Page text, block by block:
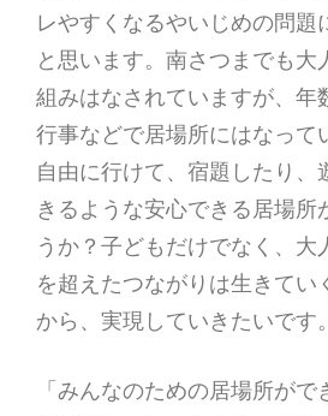
レやすくなるやいじめの問題
と思います。南さつまでも大
組みはなされていますが、年
行事などで居場所にはなって
自由に行けて、宿題したり、
きるような安心できる居場所
うか？子どもだけでなく、大
を超えたつながりは生きてい
から、実現していきたいです。
「みんなのための居場所がで